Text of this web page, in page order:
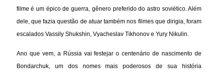
filme é um épico de guerra, gênero preferido do astro soviético. Além
dele, que fazia questão de atuar também nos filmes que dirigia, foram
escalados Vassily Shukshin, Vyacheslav Tikhonov e Yury Nikulin.
Ano que vem, a Rússia vai festejar o centenário de nascimento de
Bondarchuk, um dos nomes mais poderosos de sua história